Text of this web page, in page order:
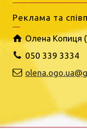
Реклама та
Олена Копиця
050 339 3334